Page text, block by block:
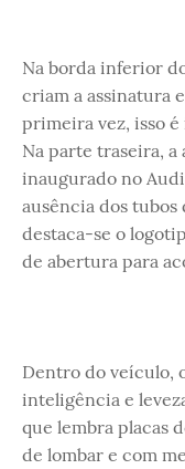
Na borda inferior
criam a assinatura
primeira vez, isso
Na parte traseira,
inaugurado no
ausência dos tubos
destaca-se o
de abertura para
Dentro do veículo,
inteligência e
que lembra placas
de lombar e com